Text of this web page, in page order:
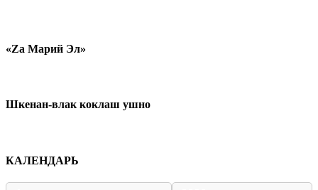
«Zа Марий Эл»
Шкенан-влак коклаш ушно
КАЛЕНДАРЬ